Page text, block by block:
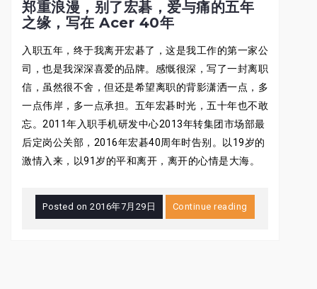
郑重浪漫，别了宏碁，爱与痛的五年
之缘，写在 Acer 40年
入职五年，终于我离开宏碁了，这是我工作的第一家公
司，也是我深深喜爱的品牌。感慨很深，写了一封离职
信，虽然很不舍，但还是希望离职的背影潇洒一点，多
一点伟岸，多一点承担。五年宏碁时光，五十年也不敢
忘。2011年入职手机研发中心2013年转集团市场部最
后定岗公关部，2016年宏碁40周年时告别。以19岁的
激情入来，以91岁的平和离开，离开的心情是大海。
Posted on2016年7月29日 Continue reading